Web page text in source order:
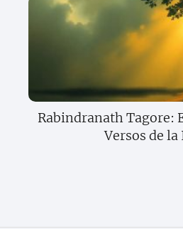
Rabindranath Tagore:
Versos de